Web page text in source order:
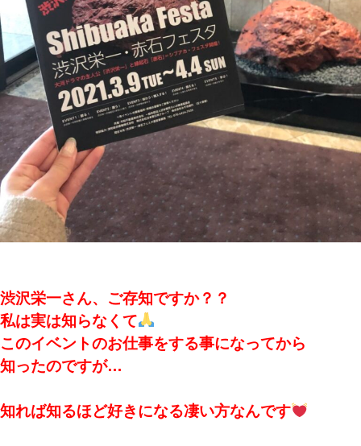
渋沢栄一さん、ご存知ですか？？
私は実は知らなくて
このイベントのお仕事をする事になってから
知ったのですが…
知れば知るほど好きになる凄い方なんです